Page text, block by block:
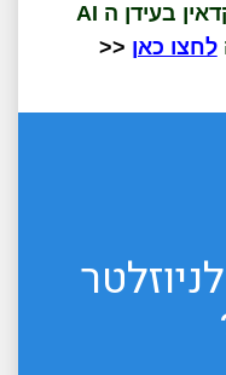
>> למידע על סדנת הלינקדאין בעידן ה AI
לחצו כאן <<